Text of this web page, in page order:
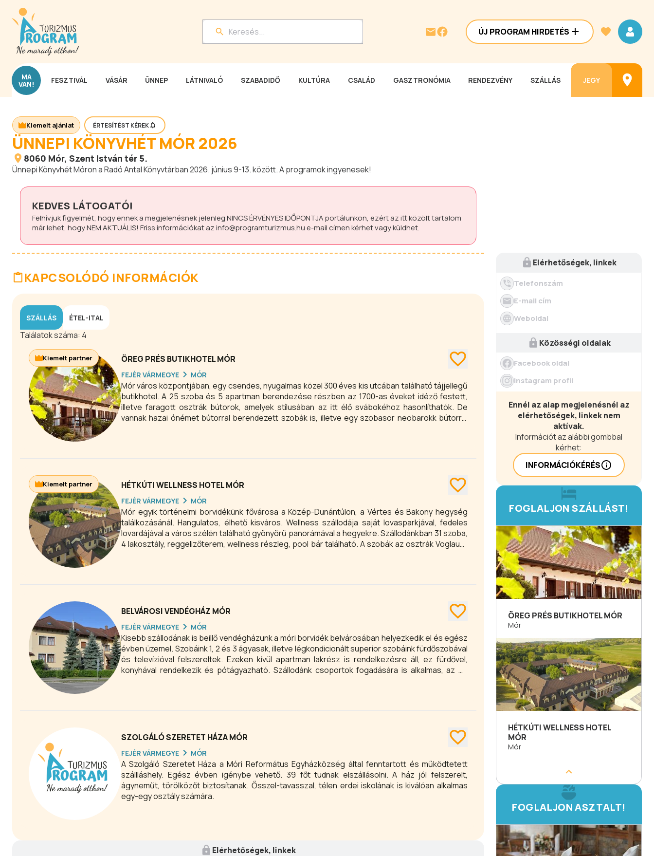
ÚJ PROGRAM HIRDETÉS
MA
VAN! FESZTIVÁL VÁSÁR ÜNNEP LÁTNIVALÓ SZABADIDŐ KULTÚRA CSALÁD GASZTRONÓMIA RENDEZVÉNY SZÁLLÁS JEGY
Kiemelt ajánlat ÉRTESÍTÉST KÉREK
ÜNNEPI KÖNYVHÉT MÓR 2026
8060 Mór, Szent István tér 5.
Ünnepi Könyvhét Móron a Radó Antal Könyvtárban 2026. június 9-13. között. A programok ingyenesek!
KEDVES LÁTOGATÓ!
Felhívjuk figyelmét, hogy ennek a megjelenésnek jelenlegNINCS ÉRVÉNYES IDŐPONTJAportálunkon, ezért az itt közölt tartalom
már lehet, hogyNEM AKTUÁLIS! Friss információkat azinfo@programturizmus.hue-mail címen kérhet vagy küldhet.
KAPCSOLÓDÓ INFORMÁCIÓK
SZÁLLÁS ÉTEL-ITAL
Találatok száma: 4
ÖREG PRÉS BUTIKHOTEL MÓR
FEJÉR VÁRMEGYE MÓR
Mór város központjában, egy csendes, nyugalmas közel 300 éves kis utcában található tájjellegű
butikhotel. A 25 szoba és 5 apartman berendezése részben az 1700-as éveket idéző festett,
illetve faragott osztrák bútorok, amelyek stílusában az itt élő svábokéhoz hasonlíthatók. De
vannak hazai ónémet bútorral berendezett szobák is, illetve egy szobasor neobarokk bútorral
Kiemelt partner
HÉTKÚTI WELLNESS HOTEL MÓR
FEJÉR VÁRMEGYE MÓR
Mór egyik történelmi borvidékünk fővárosa a Közép-Dunántúlon, a Vértes és Bakony hegység
találkozásánál. Hangulatos, élhető kisváros. Wellness szállodája saját lovasparkjával, fedeles
lovardájával a város szélén található gyönyörű panorámával a hegyekre. Szállodánkban 31 szoba,
4 lakosztály, reggelizőterem, wellness részleg, pool bár található. A szobák az osztrák Voglauer
Kiemelt partner
BELVÁROSI VENDÉGHÁZ MÓR
FEJÉR VÁRMEGYE MÓR
Kisebb szállodának is beillő vendégházunk a móri borvidék belvárosában helyezkedik el és egész
évben üzemel. Szobáink 1, 2 és 3 ágyasak, illetve légkondicionált superior szobáink fürdőszobával
és televízióval felszereltek. Ezeken kívül apartman lakrész is rendelkezésre áll, ez fürdővel,
konyhával rendelkezik és pótágyazható. Szállodánk csoportok fogadására is alkalmas, az 50
felszerelt.
SZOLGÁLÓ SZERETET HÁZA MÓR
FEJÉR VÁRMEGYE MÓR
A Szolgáló Szeretet Háza a Móri Református Egyházközség által fenntartott és működtetett
szállláshely. Egész évben igénybe vehető. 39 főt tudnak elszállásolni. A ház jól felszerelt,
ágyneműt, törölközőt biztosítanak. Ősszel-tavasszal, télen erdei iskolának is kiválóan alkalmas
egy-egy osztály számára.
Elérhetőségek, linkek
Elérhetőségek, linkek
Telefonszám
E-mail cím
Weboldal
Közösségi oldalak
Facebook oldal
Instagram profil
Ennél az alap megjelenésnél az
elérhetőségek, linkek nem
aktívak.
Információt az alábbi gombbal
kérhet:
INFORMÁCIÓKÉRÉS
FOGLALJON SZÁLLÁST!
ÖREG PRÉS BUTIKHOTEL MÓR
Mór
HÉTKÚTI WELLNESS HOTEL
MÓR
Mór
FOGLALJON ASZTALT!